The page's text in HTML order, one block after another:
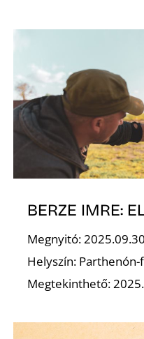
BERZE IMRE:
Megnyitó:
Helyszín:
Megtekinthető: